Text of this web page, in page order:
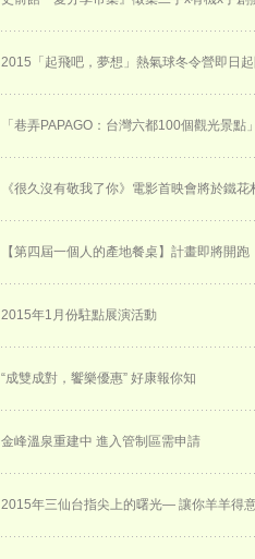
2015「起飛吧，夢想」熱氣球冬令營即日
「巷弄PAPAGO：台灣六都100個觀光景點
《很久沒有敬我了你》電影首映會將於鐵花
【第四屆一個人的產地餐桌】計畫即將開跑
2015年1月份駐點展演活動
“成雙成對，饗樂優惠” 好康報你知
金峰溫泉重建中 進入管制區需申請
2015年三仙台指尖上的曙光— 讓你羊羊得